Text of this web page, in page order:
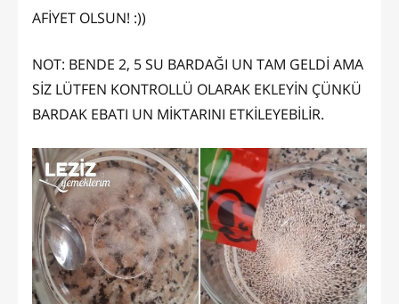
AFİYET OLSUN! :))
NOT: BENDE 2, 5 SU BARDAĞI UN TAM GELDİ AMA
SİZ LÜTFEN KONTROLLÜ OLARAK EKLEYİN ÇÜNKÜ
BARDAK EBATI UN MİKTARINI ETKİLEYEBİLİR.